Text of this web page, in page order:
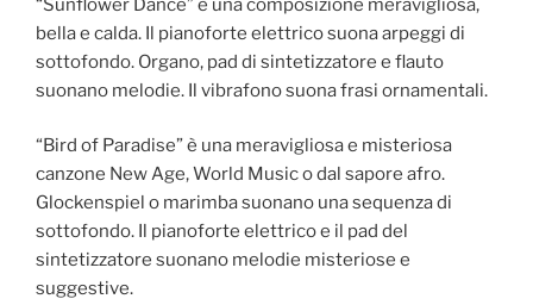
“Sunflower Dance” è una composizione meravigliosa,
bella e calda. Il pianoforte elettrico suona arpeggi di
sottofondo. Organo, pad di sintetizzatore e flauto
suonano melodie. Il vibrafono suona frasi ornamentali.
“Bird of Paradise” è una meravigliosa e misteriosa
canzone New Age, World Music o dal sapore afro.
Glockenspiel o marimba suonano una sequenza di
sottofondo. Il pianoforte elettrico e il pad del
sintetizzatore suonano melodie misteriose e
suggestive.